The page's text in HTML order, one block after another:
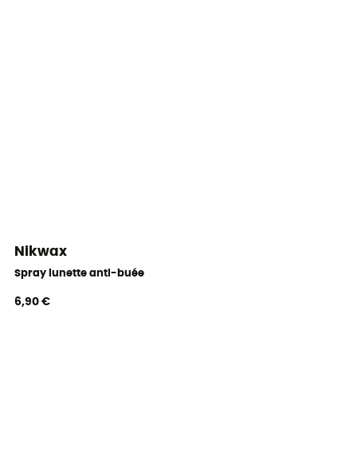
Nikwax
Spray lunette anti-buée
6,90 €